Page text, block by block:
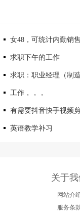
女48，可统计内勤销
求职下午的工作
求职：职业经理（制
工作，，，
有需要抖音快手视频
英语教学补习
关于
网站介
服务条